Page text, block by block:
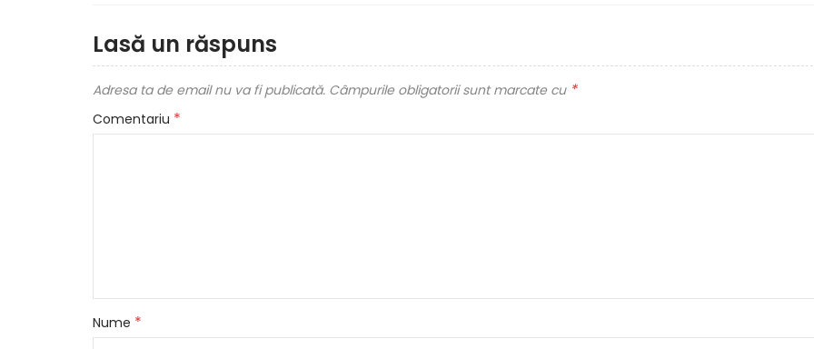
Lasă un răspuns
Adresa ta de email nu va fi publicată. Câmpurile obligatorii sunt marcate cu *
Comentariu *
Nume *